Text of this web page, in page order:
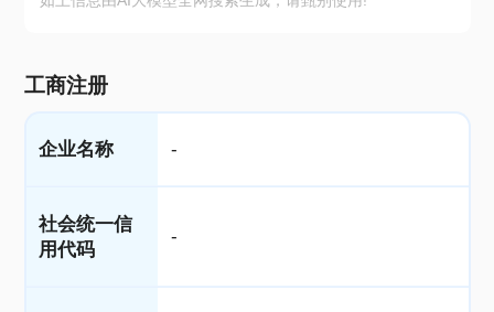
工商注册
企业名称 -
社会统一信
用代码
-